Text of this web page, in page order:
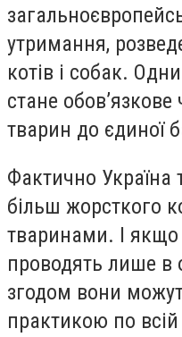
утримання,
котів і собак.
стане
тварин до єдиної
Фактично Україна
більш жорсткого
тваринами. І якщо
проводять лише в
згодом вони
практикою по всій